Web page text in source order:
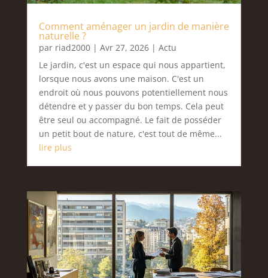
Comment aménager un jardin de manière
naturelle ?
par riad2000| Avr 27, 2026| Actu
Le jardin, c'est un espace qui nous appartient,
lorsque nous avons une maison. C'est un
endroit où nous pouvons potentiellement nous
détendre et y passer du bon temps. Cela peut
être seul ou accompagné. Le fait de posséder
un petit bout de nature, c'est tout de même...
lire plus